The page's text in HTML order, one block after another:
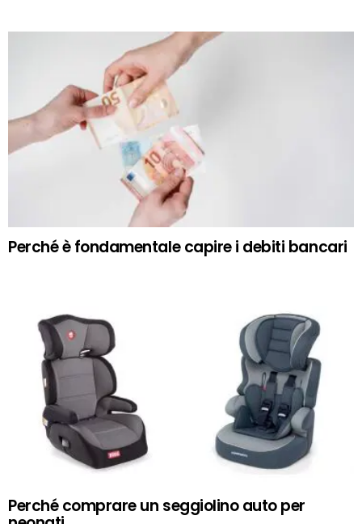
Perché è fondamentale capire i debiti bancari
Perché comprare un seggiolino auto per